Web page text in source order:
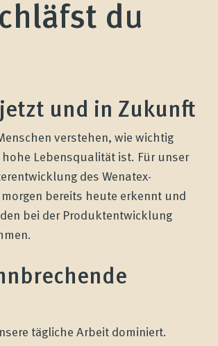
du
und in Zukunft
verstehen, wie wichtig
Lebensqualität ist. Für unser
des Wenatex-
bereits heute erkennt und
bei der Produktentwicklung
tägliche Arbeit dominiert.